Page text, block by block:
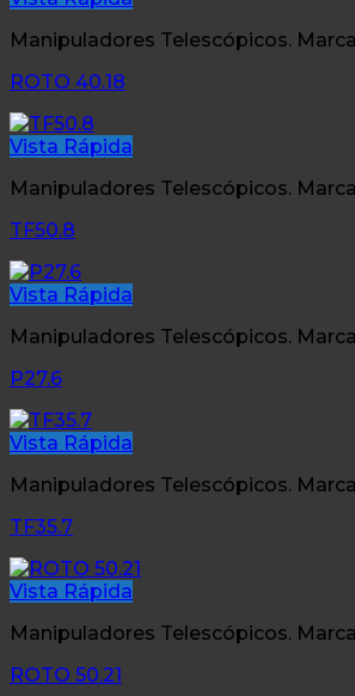
Manipuladores Telescópicos.
ROTO 40.18
Vista Rápida
Manipuladores Telescópicos.
TF50.8
Vista Rápida
Manipuladores Telescópicos.
P27.6
Vista Rápida
Manipuladores Telescópicos.
TF35.7
Vista Rápida
Manipuladores Telescópicos.
ROTO 50.21